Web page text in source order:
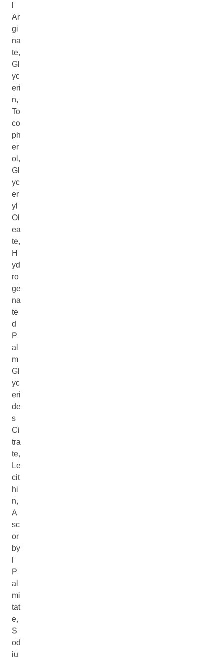
Ar
gi
na
te,
Gl
yc
eri
n,
To
co
ph
er
ol,
Gl
yc
er
yl
Ol
ea
te,
H
yd
ro
ge
na
te
d
P
al
m
Gl
yc
eri
de
s
Ci
tra
te,
Le
cit
hi
n,
A
sc
or
by
P
al
mi
tat
e,
S
od
iu